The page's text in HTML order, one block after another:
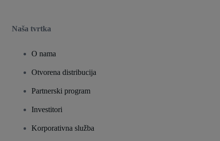
Naša tvrtka
O nama
Otvorena distribucija
Partnerski program
Investitori
Korporativna služba